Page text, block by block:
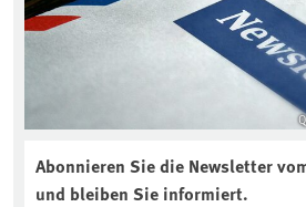
Abonnieren Sie die Newsletter
und bleiben Sie informiert.